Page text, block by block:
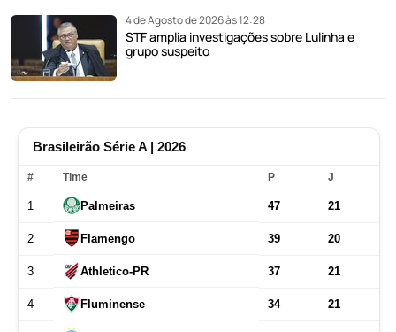
4 de Agosto de 2026 às 12:28
STF amplia investigações sobre Lulinha e
grupo suspeito